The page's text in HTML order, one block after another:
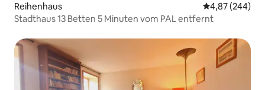
Reihenhaus
4,87 (244)
Stadthaus 13 Betten 5 Minuten vom PAL entfernt